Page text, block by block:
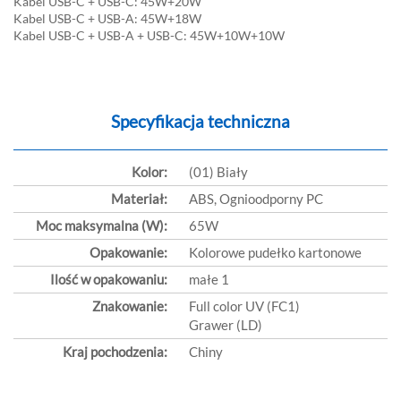
Kabel USB-C + USB-A: 45W+18W
Kabel USB-C + USB-A + USB-C: 45W+10W+10W
Specyfikacja techniczna
Kolor:
(01) Biały
Materiał:
ABS, Ognioodporny PC
Moc maksymalna (W):
65W
Opakowanie:
Kolorowe pudełko kartonowe
Ilość w opakowaniu:
małe 1
Znakowanie:
Full color UV (FC1)
Grawer (LD)
Kraj pochodzenia:
Chiny